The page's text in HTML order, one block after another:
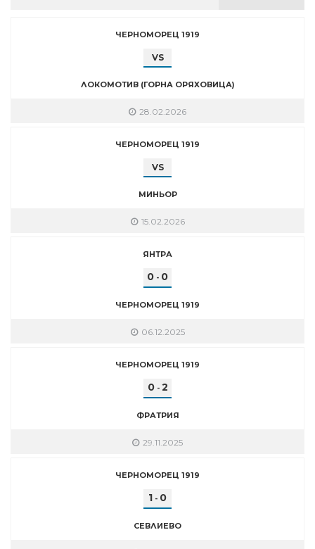
ЧЕРНОМОРЕЦ 1919
VS
ЛОКОМОТИВ (ГОРНА ОРЯХОВИЦА)
28.02.2026
ЧЕРНОМОРЕЦ 1919
VS
МИНЬОР
15.02.2026
ЯНТРА
0 - 0
ЧЕРНОМОРЕЦ 1919
06.12.2025
ЧЕРНОМОРЕЦ 1919
0- 2
ФРАТРИЯ
29.11.2025
ЧЕРНОМОРЕЦ 1919
1 - 0
СЕВЛИЕВО